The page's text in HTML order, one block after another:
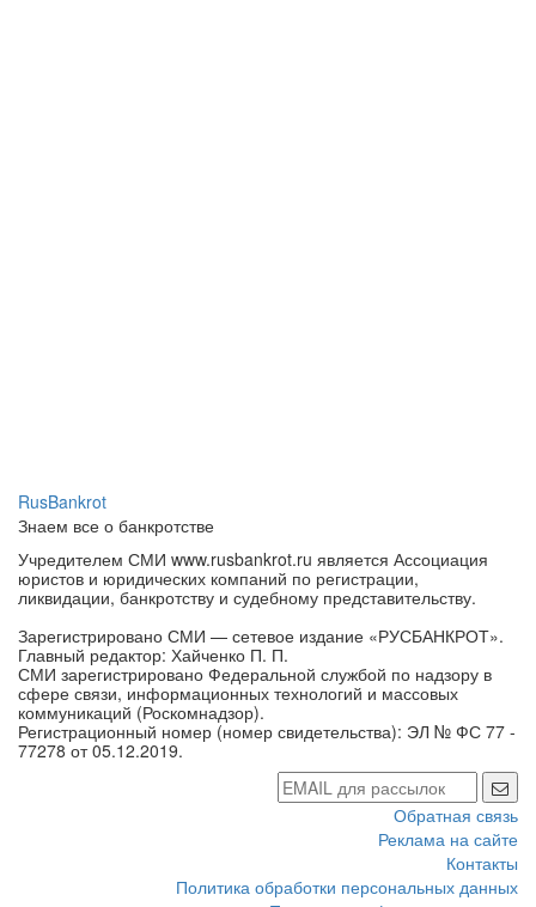
RusBankrot
Знаем все о банкротстве
Учредителем СМИ www.rusbankrot.ru является Ассоциация
юристов и юридических компаний по регистрации,
ликвидации, банкротству и судебному представительству.
Зарегистрировано СМИ — сетевое издание «РУСБАНКРОТ».
Главный редактор: Хайченко П. П.
СМИ зарегистрировано Федеральной службой по надзору в
сфере связи, информационных технологий и массовых
коммуникаций (Роскомнадзор).
Регистрационный номер (номер свидетельства): ЭЛ № ФС 77 -
77278 от 05.12.2019.
Обратная связь
Реклама на сайте
Контакты
Политика обработки персональных данных